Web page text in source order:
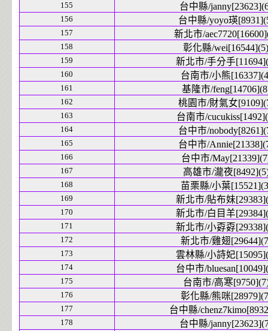
155 台中縣/
156 台中縣/yoyo瑛
157 新北市/
158 彰化縣/wei[16544](5)
159 新北市/手分手
160 台南市/小熊
161 基隆市/
162 桃園市/財氣女
163 台南市/
164 台中市/
165 台中市/
166 台中市/
167 高雄市/瀧夜
168 苗栗縣/小葉
169 新北市/貼布妹
170 新北市/白目羊
171 新北市/小孬孬
172 新北市/雞翅
173 雲林縣/小詩妃
174 台中市/
175 台南市/高寒
176 彰化縣/熊咪
177 台中縣/
178 台中縣/